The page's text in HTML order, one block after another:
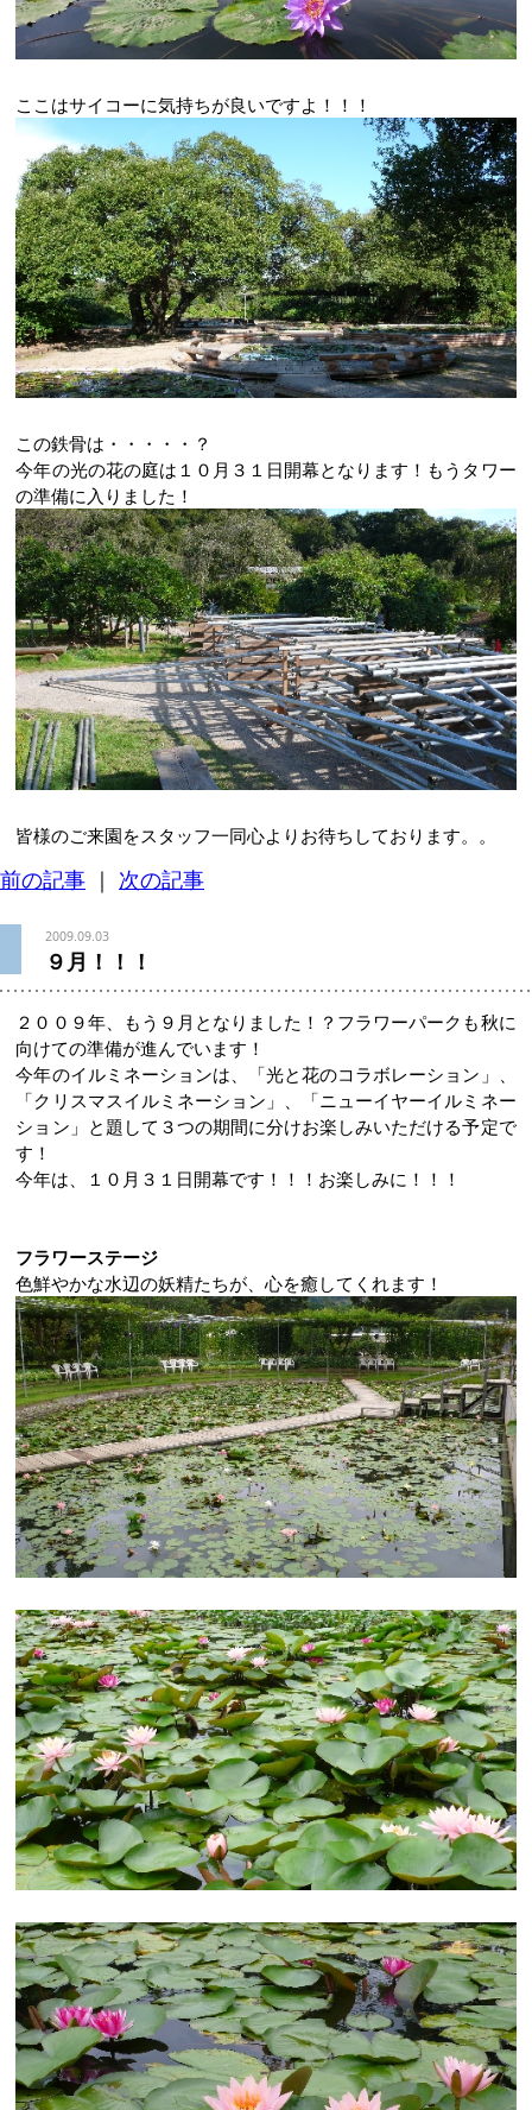
ここはサイコーに気持ちが良いですよ！！！
この鉄骨は・・・・・？
今年の光の花の庭は１０月３１日開幕となります！もうタワー
の準備に入りました！
皆様のご来園をスタッフ一同心よりお待ちしております。。
前の記事 ｜ 次の記事
2009.09.03
９月！！！
２００９年、もう９月となりました！？フラワーパークも秋に
向けての準備が進んでいます！
今年のイルミネーションは、「光と花のコラボレーション」、
「クリスマスイルミネーション」、「ニューイヤーイルミネー
ション」と題して３つの期間に分けお楽しみいただける予定で
す！
今年は、１０月３１日開幕です！！！お楽しみに！！！
フラワーステージ
色鮮やかな水辺の妖精たちが、心を癒してくれます！